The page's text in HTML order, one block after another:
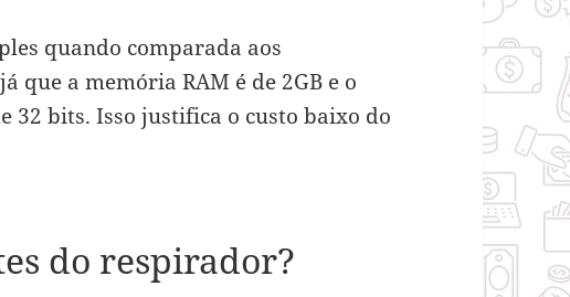
quando comparada aos
que a memória RAM é de 2GB e o
32 bits. Isso justifica o custo baixo do
do respirador?